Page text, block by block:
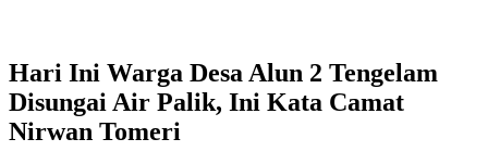
Hari Ini Warga Desa Alun 2 Tengelam
Disungai Air Palik, Ini Kata Camat
Nirwan Tomeri